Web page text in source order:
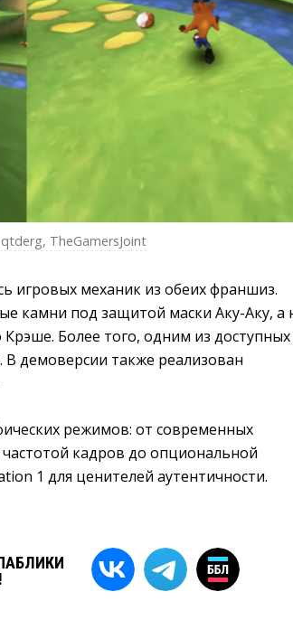
qtderg, TheGamersJoint
игровых механик из обеих франшиз.
камни под защитой маски Аку-Аку, а
Более того, одним из доступных
В демоверсии также реализован
режимов: от современных
кадров до опциональной
1 для ценителей аутентичности.